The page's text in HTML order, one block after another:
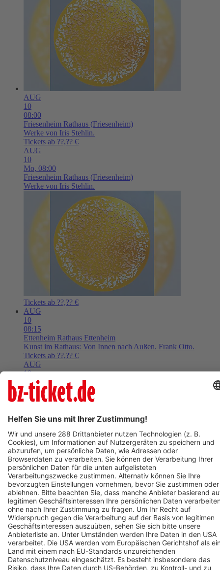
AUG
10
08:00
Friesenheim Rathaus (Friesenheim)
Werke von Iris Stehlin.
Tickets ab ??,?? €
AUG
10
Mo, 08:00
Friesenheim Rathaus (Friesenheim)
Werke von Iris Stehlin.
Tickets ab ??,?? €
AUG
10
08:15
Ettenheim Rathaus Ettenheim
Kunst im Rathaus: Von Innen nach Außen. Frank Otto.
Tickets ab ??,?? €
AUG
10
Mo, 08:15
Ettenheim Rathaus Ettenheim
Kunst im Rathaus: Von Innen nach Außen. Frank Otto.
BZ-Card
Freiburg im Breisgau
Berliner Barock Solisten